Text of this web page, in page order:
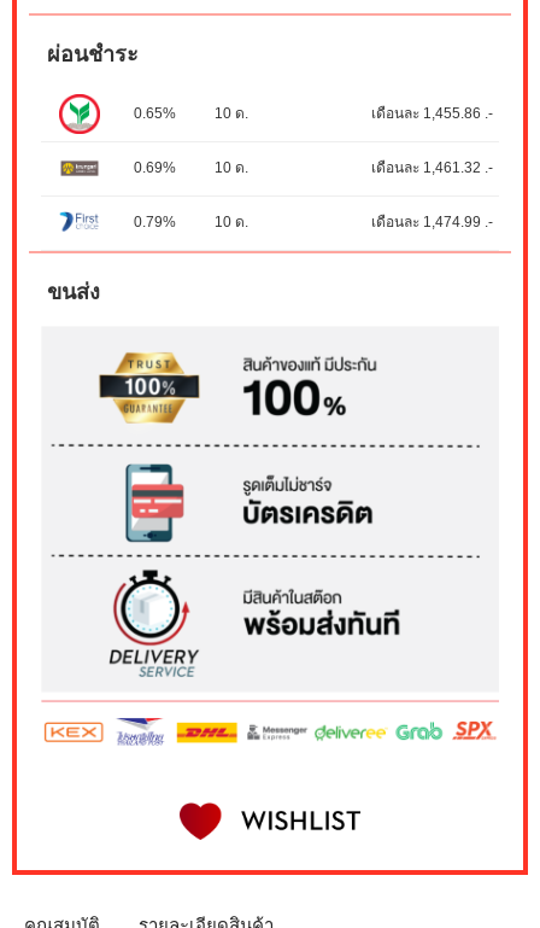
ผ่อนชำระ
0.65% 10 ด. เดือนละ 1,455.86 .-
0.69% 10 ด. เดือนละ 1,461.32 .-
0.79% 10 ด. เดือนละ 1,474.99 .-
ขนส่ง